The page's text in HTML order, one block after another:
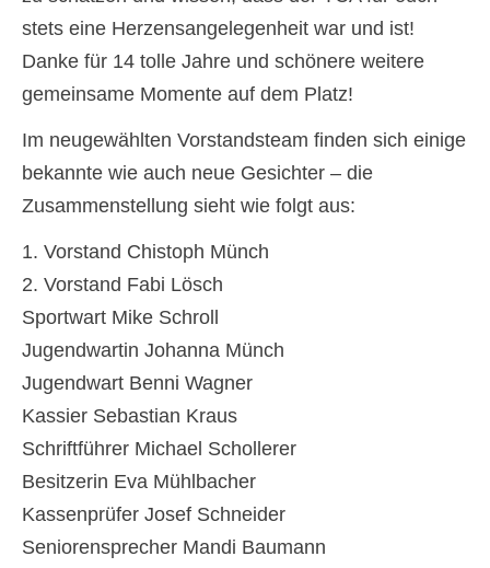
stets eine Herzensangelegenheit war und ist!
Danke für 14 tolle Jahre und schönere weitere
gemeinsame Momente auf dem Platz!
Im neugewählten Vorstandsteam finden sich einige
bekannte wie auch neue Gesichter – die
Zusammenstellung sieht wie folgt aus:
1. Vorstand Chistoph Münch
2. Vorstand Fabi Lösch
Sportwart Mike Schroll
Jugendwartin Johanna Münch
Jugendwart Benni Wagner
Kassier Sebastian Kraus
Schriftführer Michael Schollerer
Besitzerin Eva Mühlbacher
Kassenprüfer Josef Schneider
Seniorensprecher Mandi Baumann